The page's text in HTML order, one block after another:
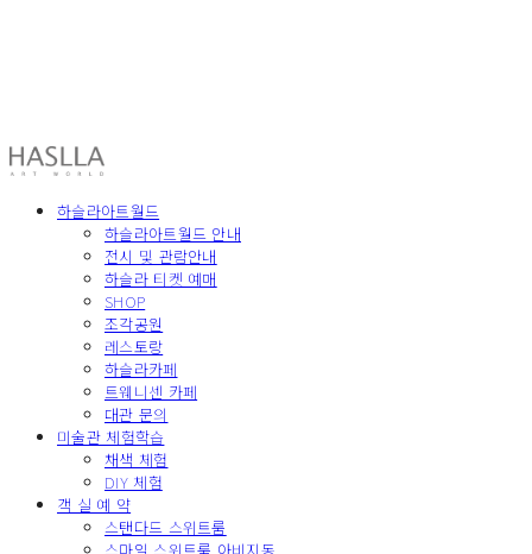
하슬라아트월드
하슬라아트월드 안내
전시 및 관람안내
하슬라 티켓 예매
SHOP
조각공원
레스토랑
하슬라카페
트웨니센 카페
대관 문의
미술관 체험학습
채색 체험
DIY 체험
객 실 예 약
스탠다드 스위트룸